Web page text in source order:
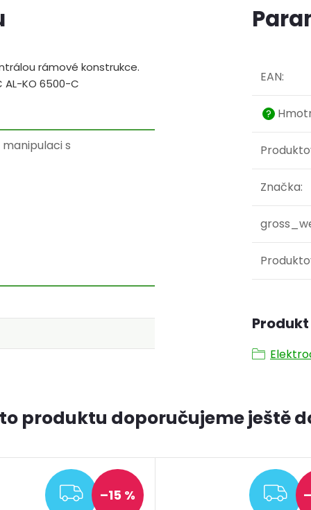
rámové konstrukce.
AL-KO 6500-C
s
EAN:
?
Značka:
produktu doporučujeme ještě
ZDARMA
–15 %